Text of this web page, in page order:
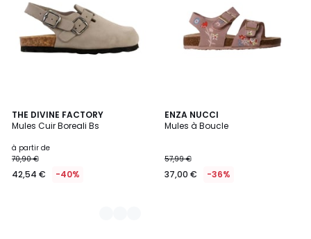
THE DIVINE FACTORY
Mules Cuir Boreali Bs
à partir de
70,90 €
42,54 € -40%
6
Couleurs
ENZA NUCCI
Mules à Boucle
57,99 €
37,00 € -36%